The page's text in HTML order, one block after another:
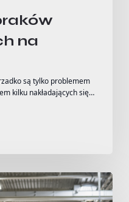
na
są tylko problemem
kilku nakładających się…